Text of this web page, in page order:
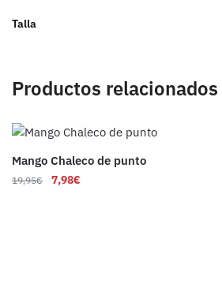
Talla
Productos relacionados
Mango Chaleco de punto
19,95€ 7,98€